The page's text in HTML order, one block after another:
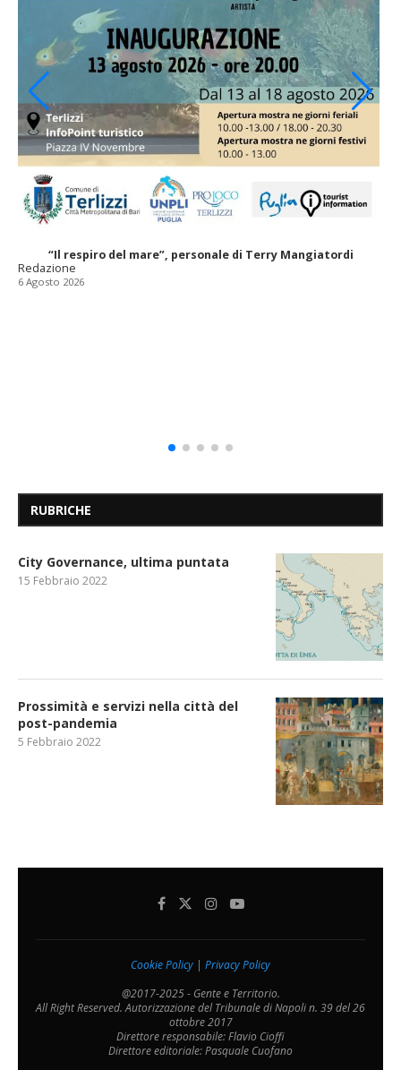
“Il respiro del mare”, personale di Terry Mangiatordi
Redazione
6 Agosto 2026
RUBRICHE
City Governance, ultima puntata
15 Febbraio 2022
Prossimità e servizi nella città del
post-pandemia
5 Febbraio 2022
Cookie Policy | Privacy Policy
@2017-2025 - Gente e Territorio.
All Right Reserved. Autorizzazione del Tribunale di Napoli n. 39 del 26
ottobre 2017
Direttore responsabile: Flavio Cioffi
Direttore editoriale: Pasquale Cuofano